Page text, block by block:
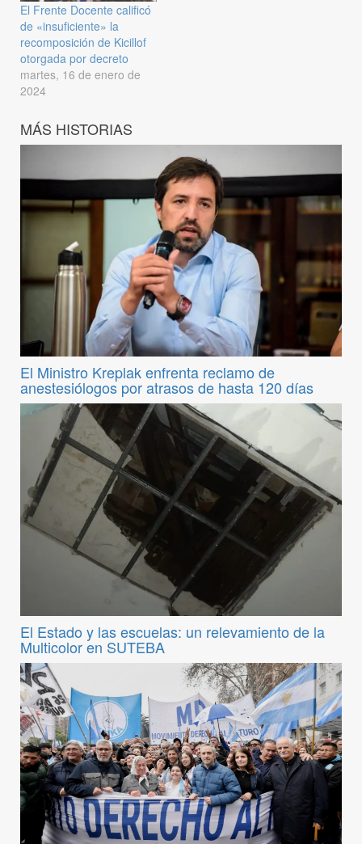
El Frente Docente calificó
de «insuficiente» la
recomposición de Kicillof
otorgada por decreto
martes, 16 de enero de
2024
MÁS HISTORIAS
El Ministro Kreplak enfrenta reclamo de
anestesiólogos por atrasos de hasta 120 días
El Estado y las escuelas: un relevamiento de la
Multicolor en SUTEBA